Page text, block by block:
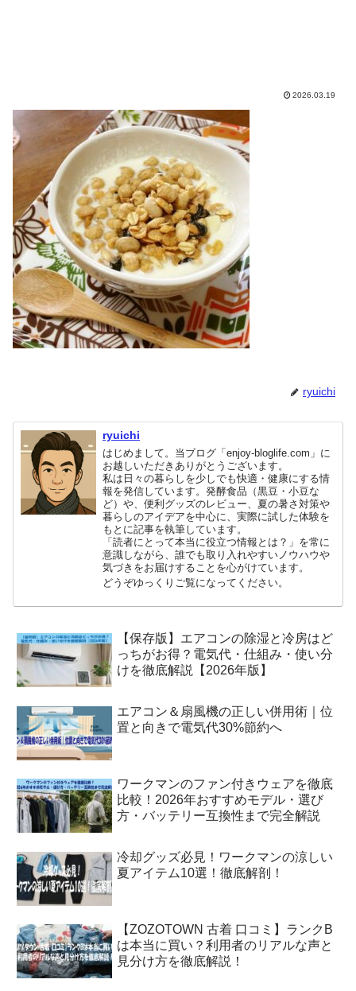
2026.03.19
ryuichi
ryuichi
はじめまして。当ブログ「enjoy-bloglife.com」に
お越しいただきありがとうございます。
私は日々の暮らしを少しでも快適・健康にする情
報を発信しています。発酵食品（黒豆・小豆な
ど）や、便利グッズのレビュー、夏の暑さ対策や
暮らしのアイデアを中心に、実際に試した体験を
もとに記事を執筆しています。
「読者にとって本当に役立つ情報とは？」を常に
意識しながら、誰でも取り入れやすいノウハウや
気づきをお届けすることを心がけています。
どうぞゆっくりご覧になってください。
【保存版】エアコンの除湿と冷房はど
っちがお得？電気代・仕組み・使い分
けを徹底解説【2026年版】
エアコン＆扇風機の正しい併用術｜位
置と向きで電気代30%節約へ
ワークマンのファン付きウェアを徹底
比較！2026年おすすめモデル・選び
方・バッテリー互換性まで完全解説
冷却グッズ必見！ワークマンの涼しい
夏アイテム10選！徹底解剖！
【ZOZOTOWN 古着 口コミ】ランクB
は本当に買い？利用者のリアルな声と
見分け方を徹底解説！